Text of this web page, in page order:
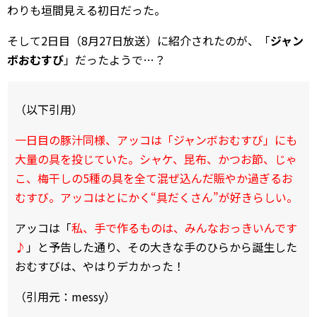
わりも垣間見える初日だった。
そして2日目（8月27日放送）に紹介されたのが、「ジャン
ボおむすび」だったようで…？
（以下引用）
一日目の豚汁同様、アッコは「ジャンボおむすび」にも
大量の具を投じていた。シャケ、昆布、かつお節、じゃ
こ、梅干しの5種の具を全て混ぜ込んだ賑やか過ぎるお
むすび。アッコはとにかく“具だくさん”が好きらしい。
アッコは「私、手で作るものは、みんなおっきいんです
♪ 」と予告した通り、その大きな手のひらから誕生した
おむすびは、やはりデカかった！
（引用元：messy）